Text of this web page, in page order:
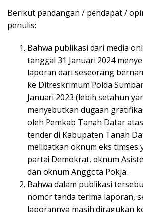
Berikut pandangan / pendapat /
penulis:
Bahwa publikasi dari media
tanggal 31 Januari 2024
laporan dari seseorang
ke Ditreskrimum Polda
Januari 2023 (lebih setahun
menyebutkan dugaan
oleh Pemkab Tanah Datar
tender di Kabupaten Tanah
melibatkan oknum eks timses
partai Demokrat, oknum
dan oknum Anggota Pokja.
Bahwa dalam publikasi
nomor tanda terima laporan,
laporannya masih diragukan